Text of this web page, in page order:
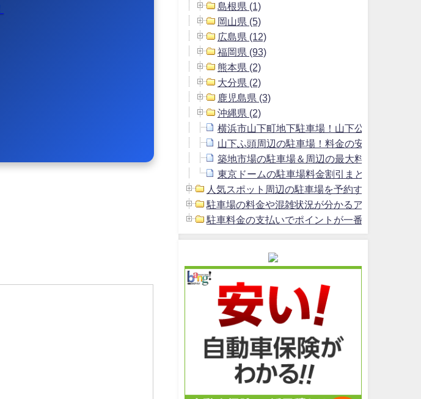
島根県 (1)
岡山県 (5)
広島県 (12)
福岡県 (93)
熊本県 (2)
大分県 (2)
鹿児島県 (3)
沖縄県 (2)
横浜市山下町地下駐車場！山下公園駐車場よ
山下ふ頭周辺の駐車場！料金の安いおすすめ
築地市場の駐車場＆周辺の最大料金1800円以
東京ドームの駐車場料金割引まとめ＆周辺の
人気スポット周辺の駐車場を予約する方法 (2)
駐車場の料金や混雑状況が分かるアプリ (1)
駐車料金の支払いでポイントが一番貯まるクレ